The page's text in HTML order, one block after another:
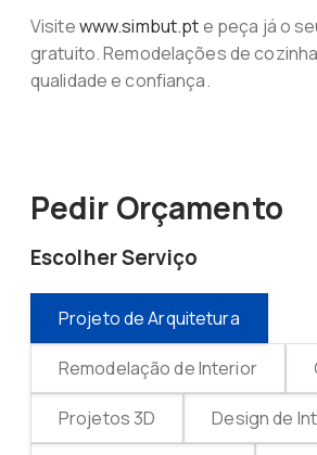
Visitewww.simbut.pte peça já o
gratuito. Remodelações de
qualidade e confiança.
Pedir Orçamento
Escolher Serviço
Projeto de Arquitetura
Remodelação de Interior
Projetos 3D Design de